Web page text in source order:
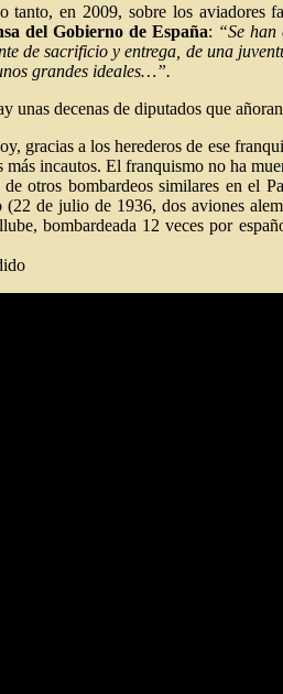
tanto, en 2009, sobre los
del Gobierno de España: “Se
de sacrificio y entrega, de una
grandes ideales…”.
unas decenas de diputados que
gracias a los herederos de ese
más incautos. El franquismo no ha
otros bombardeos similares en el
(22 de julio de 1936, dos aviones
bombardeada 12 veces por